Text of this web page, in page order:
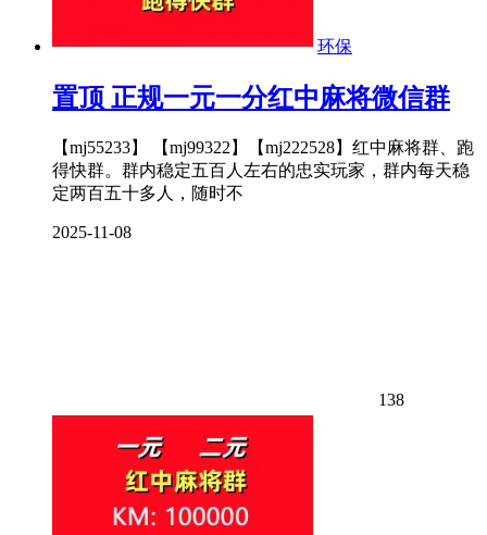
环保
置顶 正规一元一分红中麻将微信群
【mj55233】 【mj99322】【mj222528】红中麻将群、跑
得快群。群内稳定五百人左右的忠实玩家，群内每天稳
定两百五十多人，随时不
2025-11-08
138